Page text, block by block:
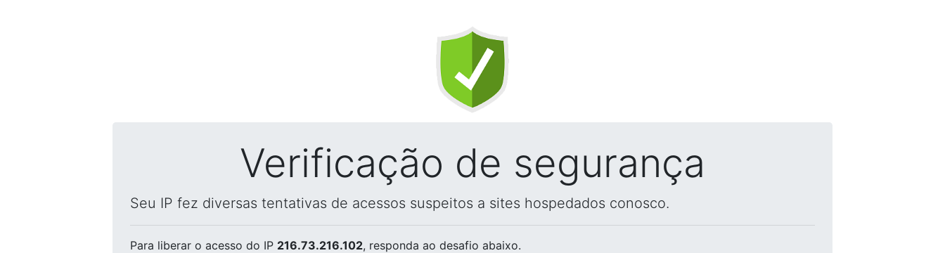
Verificação de segurança
Seu IP fez diversas tentativas de acessos suspeitos a sites hospedados conosco.
Para liberar o acesso do IP 216.73.216.102, responda ao desafio abaixo.